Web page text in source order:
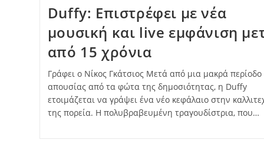
Duffy: Επιστρέφει με νέα
μουσική και live εμφάνιση
από 15 χρόνια
Γράφει ο Νίκος Γκάτσιος Μετά από μια μακρά περίοδο
απουσίας από τα φώτα της δημοσιότητας, η Duffy
ετοιμάζεται να γράψει ένα νέο κεφάλαιο στην
της πορεία. Η πολυβραβευμένη τραγουδίστρια, που…